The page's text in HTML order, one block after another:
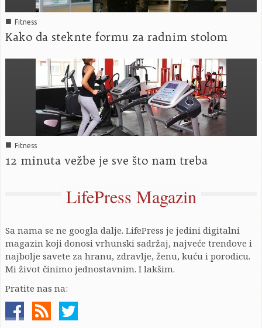
■ Fitness
Kako da steknte formu za radnim stolom
■ Fitness
12 minuta vežbe je sve što nam treba
LifePress Magazin
Sa nama se ne googla dalje. LifePress je jedini digitalni
magazin koji donosi vrhunski sadržaj, najveće trendove i
najbolje savete za hranu, zdravlje, ženu, kuću i porodicu.
Mi život činimo jednostavnim. I lakšim.
Pratite nas na: